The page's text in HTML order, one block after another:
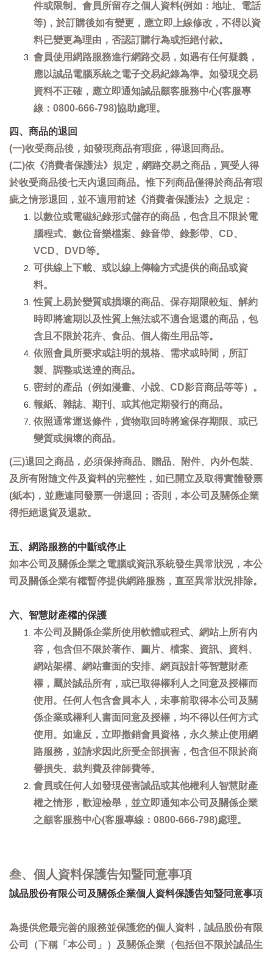
件或限制。會員所留存之個人資料(例如：地址、電話
等)，於訂購後如有變更，應立即上線修改，不得以資
料已變更為理由，否認訂購行為或拒絕付款。
會員使用網路服務進行網路交易，如遇有任何疑義，
應以誠品電腦系統之電子交易紀錄為準。如發現交易
資料不正確，應立即通知誠品顧客服務中心(客服專
線：0800-666-798)協助處理。
四、商品的退回
(一)收受商品後，如發現商品有瑕疵，得退回商品。
(二)依《消費者保護法》規定，網路交易之商品，買受人得
於收受商品後七天內退回商品。惟下列商品僅得於商品有瑕
疵之情形退回，並不適用前述《消費者保護法》之規定：
以數位或電磁紀錄形式儲存的商品，包含且不限於電
腦程式、數位音樂檔案、錄音帶、錄影帶、CD、
VCD、DVD等。
可供線上下載、或以線上傳輸方式提供的商品或資
料。
性質上易於變質或損壞的商品、保存期限較短、解約
時即將逾期以及性質上無法或不適合退還的商品，包
含且不限於花卉、食品、個人衛生用品等。
依照會員所要求或註明的規格、需求或時間，所訂
製、調整或送達的商品。
密封的產品（例如漫畫、小說、CD影音商品等等）。
報紙、雜誌、期刊、或其他定期發行的商品。
依照通常運送條件，貨物取回時將逾保存期限、或已
變質或損壞的商品。
(三)退回之商品，必須保持商品、贈品、附件、內外包裝、
及所有附隨文件及資料的完整性，如已開立及取得實體發票
(紙本)，並應連同發票一併退回；否則，本公司及關係企業
得拒絕退貨及退款。
五、網路服務的中斷或停止
如本公司及關係企業之電腦或資訊系統發生異常狀況，本公
司及關係企業有權暫停提供網路服務，直至異常狀況排除。
六、智慧財產權的保護
本公司及關係企業所使用軟體或程式、網站上所有內
容，包含但不限於著作、圖片、檔案、資訊、資料、
網站架構、網站畫面的安排、網頁設計等智慧財產
權，屬於誠品所有，或已取得權利人之同意及授權而
使用。任何人包含會員本人，未事前取得本公司及關
係企業或權利人書面同意及授權，均不得以任何方式
使用。如違反，立即撤銷會員資格，永久禁止使用網
路服務，並請求因此所受全部損害，包含但不限於商
譽損失、裁判費及律師費等。
會員或任何人如發現侵害誠品或其他權利人智慧財產
權之情形，歡迎檢舉，並立即通知本公司及關係企業
之顧客服務中心(客服專線：0800-666-798)處理。
叁、個人資料保護告知暨同意事項
誠品股份有限公司及關係企業個人資料保護告知暨同意事項
為提供您最完善的服務並保護您的個人資料，誠品股份有限
公司（下稱「本公司」）及關係企業（包括但不限於誠品生